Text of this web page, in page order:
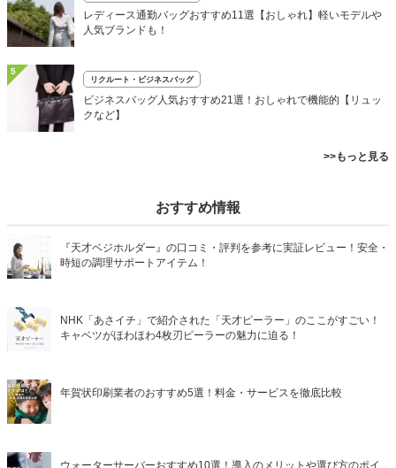
レディース通勤バッグおすすめ11選【おしゃれ】軽いモデルや
人気ブランドも！
5
リクルート・ビジネスバッグ
ビジネスバッグ人気おすすめ21選！おしゃれで機能的【リュッ
クなど】
>>もっと見る
おすすめ情報
『天才ベジホルダー』の口コミ・評判を参考に実証レビュー！安全・
時短の調理サポートアイテム！
NHK「あさイチ」で紹介された「天才ピーラー」のここがすごい！
キャベツがほわほわ4枚刃ピーラーの魅力に迫る！
年賀状印刷業者のおすすめ5選！料金・サービスを徹底比較
ウォーターサーバーおすすめ10選！導入のメリットや選び方のポイ